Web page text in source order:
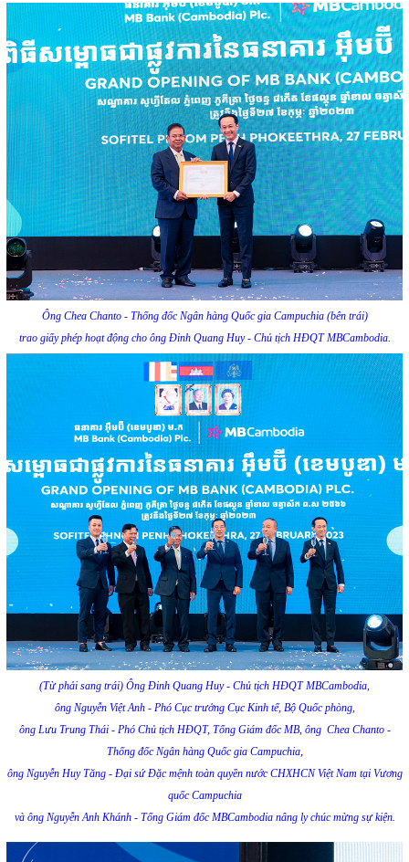
Ông Chea Chanto - Thống đốc Ngân hàng Quốc gia Campuchia (bên trái)
trao giấy phép hoạt động cho ông Đinh Quang Huy - Chủ tịch HĐQT MBCambodia.
(Từ phải sang trái) Ông Đinh Quang Huy - Chủ tịch HĐQT MBCambodia,
ông Nguyễn Việt Anh - Phó Cục trưởng Cục Kinh tế, Bộ Quốc phòng,
ông Lưu Trung Thái - Phó Chủ tịch HĐQT, Tổng Giám đốc MB, ông Chea Chanto -
Thống đốc Ngân hàng Quốc gia Campuchia,
ông Nguyễn Huy Tăng - Đại sứ Đặc mệnh toàn quyền nước CHXHCN Việt Nam tại Vương
quốc Campuchia
và ông Nguyễn Anh Khánh - Tổng Giám đốc MBCambodia nâng ly chúc mừng sự kiện.